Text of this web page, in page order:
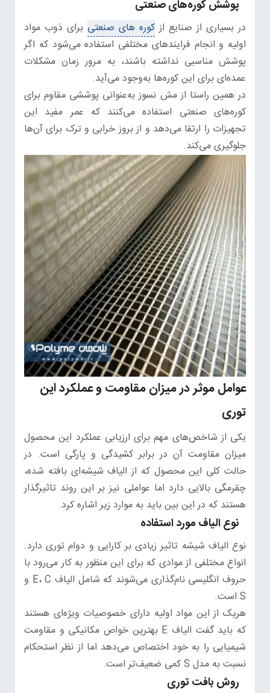
پوشش کوره‌های صنعتی
در بسیاری از صنایع از کوره های صنعتی برای ذوب مواد
اولیه و انجام فرایندهای مختلفی استفاده می‌شود که اگر
پوشش مناسبی نداشته باشند، به مرور زمان مشکلات
عمده‌ای برای این کوره‌ها به‌وجود می‌آید.
در همین راستا از مش نسوز به‌عنوانی پوششی مقاوم برای
کوره‌های صنعتی استفاده می‌کنند که عمر مفید این
تجهیزات را ارتقا می‌دهد و از بروز خرابی و ترک برای آن‌ها
جلوگیری می‌کند.
عوامل موثر در میزان مقاومت و عملکرد این
توری
یکی از شاخص‌های مهم برای ارزیابی عملکرد این محصول
میزان مقاومت آن در برابر کشیدگی و پارگی است. در
حالت کلی این محصول که از الیاف شیشه‌ای بافته شده،
چقرمگی بالایی دارد اما عواملی نیز بر این روند تاثیرگذار
هستند که در این بین باید به موارد زیر اشاره کرد.
نوع الیاف مورد استفاده
نوع الیاف شیشه تاثیر زیادی بر کارایی و دوام توری دارد.
انواع مختلفی از موادی که برای این منظور به کار می‌رود با
حروف انگلیسی نام‌گذاری می‌شوند که شامل الیاف E، C و
S است.
هریک از این مواد اولیه دارای خصوصیات ویژه‌ای هستند
که باید گفت الیاف E بهترین خواص مکانیکی و مقاومت
شیمیایی را به خود اختصاص می‌دهد اما از نظر استحکام
نسبت به مدل S کمی ضعیف‌تر است.
روش بافت توری